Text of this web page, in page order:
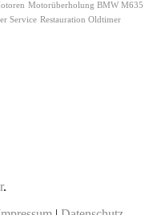
Motorüberholung BMW M635
Service Restauration Oldtimer
.